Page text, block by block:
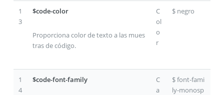
1
3
$code-color
Proporciona color de texto a las mues
tras de código.
C
ol
o
r
$ negro
1
4
$code-font-family
C
a
$ font-fami
ly-monosp